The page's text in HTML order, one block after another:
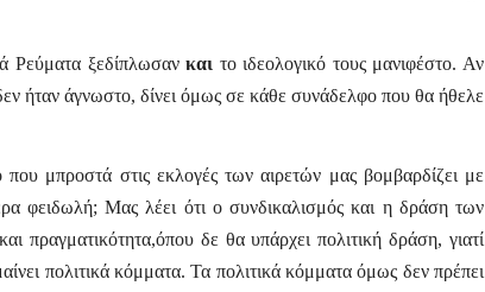
Ρεύματα ξεδίπλωσανκαι το ιδεολογικό τους μανιφέστο. Αν
ήταν άγνωστο, δίνει όμως σε κάθε συνάδελφο που θα ήθελε
μπροστά στις εκλογές των αιρετών μας βομβαρδίζει με
φειδωλή; Μας λέει ότι ο συνδικαλισμός και η δράση των
πραγματικότητα,όπου δε θα υπάρχει πολιτική δράση, γιατί
πολιτικά κόμματα. Τα πολιτικά κόμματα όμως δεν πρέπει